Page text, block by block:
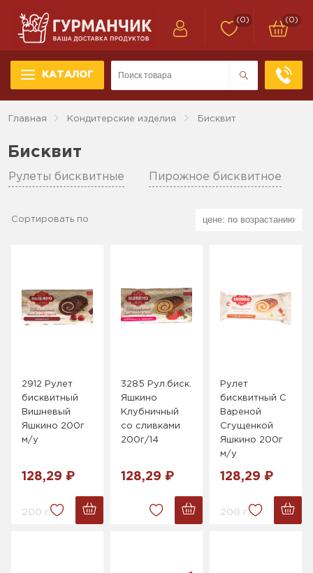
КАТАЛОГ
(0) (0)
Главная Кондитерские изделия Бисквит
Бисквит
Рулеты бисквитные Пирожное бисквитное
Сортировать по
2912 Рулет
бисквитный
Вишневый
Яшкино 200г
м/у
128,29 ₽
200 г.
3285 Рул.биск.
Яшкино
Клубничный
со сливками
200г/14
128,29 ₽
Рулет
бисквитный С
Вареной
Сгущенкой
Яшкино 200г
м/у
128,29 ₽
200 г.